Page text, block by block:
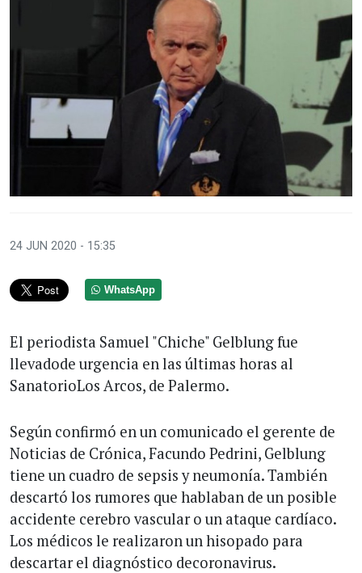
24 JUN 2020 - 15:35
WhatsApp
El periodista Samuel "Chiche" Gelblung fue
llevadode urgencia en las últimas horas al
SanatorioLos Arcos, de Palermo.
Según confirmó en un comunicado el gerente de
Noticias de Crónica, Facundo Pedrini, Gelblung
tiene un cuadro de sepsis y neumonía. También
descartó los rumores que hablaban de un posible
accidente cerebro vascular o un ataque cardíaco.
Los médicos le realizaron un hisopado para
descartar el diagnóstico decoronavirus.